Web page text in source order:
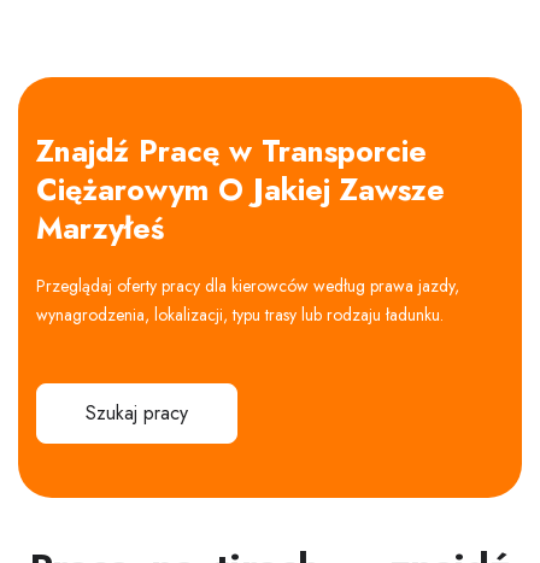
Znajdź Pracę w Transporcie
Ciężarowym O Jakiej Zawsze
Marzyłeś
Przeglądaj oferty pracy dla kierowców według prawa jazdy,
wynagrodzenia, lokalizacji, typu trasy lub rodzaju ładunku.
Szukaj pracy